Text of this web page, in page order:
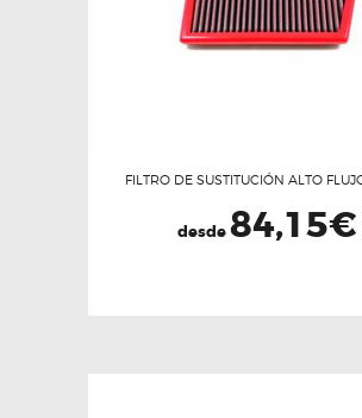
FILTRO DE SUSTITUCIÓN ALTO
desde84,15€